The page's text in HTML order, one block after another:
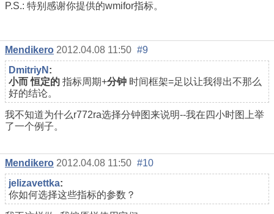
P.S.: 特别感谢你提供的wmifor指标。
Mendikero 2012.04.08 11:50 #9
DmitriyN :
小而 恒定的 指标周期+分钟 时间框架=足以让我得出不那么
好的结论。
我不知道为什么r772ra选择分钟图来说明--我在四小时图上举
了一个例子。
Mendikero 2012.04.08 11:50 #10
jelizavettka:
你如何选择这些指标的参数？